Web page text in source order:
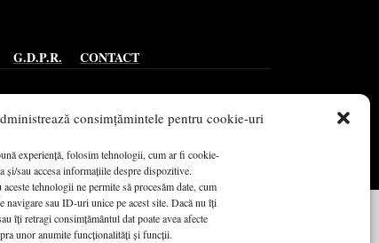
consimțămintele pentru cookie-uri
experiență, folosim tehnologii, cum ar fi cookie-
și/sau accesa informațiile despre dispozitive.
tehnologii ne permite să procesăm date, cum
navigare sau ID-uri unice pe acest site. Dacă nu îți
îți retragi consimțământul dat poate avea afecte
unor anumite funcționalități și funcții.
G.D.P.R. CONTACT